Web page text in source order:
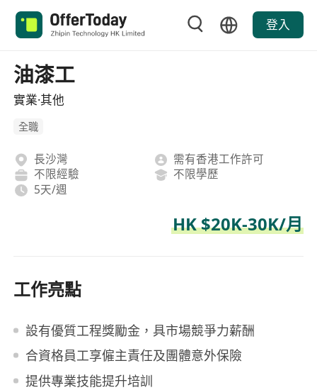
登入
油漆工
實業·其他
全職
長沙灣
需有香港工作許可
不限經驗
不限學歷
5天/週
HK $20K-30K/月
工作亮點
設有優質工程獎勵金，具市場競爭力薪酬
合資格員工享僱主責任及團體意外保險
提供專業技能提升培訓